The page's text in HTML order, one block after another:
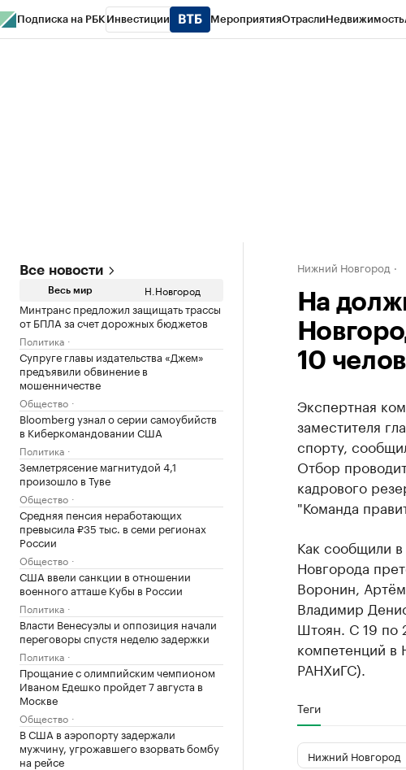
Подписка на РБК Инвестиции МероприятияОтраслиНедвижимость
Все новости
Весь мир Н.Новгород
Минтранс предложил защищать трассы
от БПЛА за счет дорожных бюджетов
Политика
Супруге главы издательства «Джем»
предъявили обвинение в
мошенничестве
Общество
Bloomberg узнал о серии самоубийств
в Киберкомандовании США
Политика
Землетрясение магнитудой 4,1
произошло в Туве
Общество
Средняя пенсия неработающих
превысила ₽35 тыс. в семи регионах
России
Общество
США ввели санкции в отношении
военного атташе Кубы в России
Политика
Власти Венесуэлы и оппозиция начали
переговоры спустя неделю задержки
Политика
Прощание с олимпийским чемпионом
Иваном Едешко пройдет 7 августа в
Москве
Общество
В США в аэропорту задержали
мужчину, угрожавшего взорвать бомбу
на рейсе
Нижний Новгород
На
10
Экспертная
заместителя
спорту,
Отбор
кадрового
"Команда
Как сообщили
Новгорода
Воронин,
Владимир
Штоян. С 19 по
компетенций в
РАНХиГС).
Теги
Нижний Новгород